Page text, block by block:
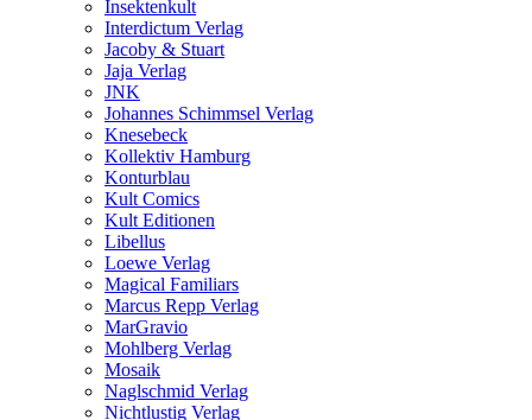
Insektenkult
Interdictum Verlag
Jacoby & Stuart
Jaja Verlag
JNK
Johannes Schimmsel Verlag
Knesebeck
Kollektiv Hamburg
Konturblau
Kult Comics
Kult Editionen
Libellus
Loewe Verlag
Magical Familiars
Marcus Repp Verlag
MarGravio
Mohlberg Verlag
Mosaik
Naglschmid Verlag
Nichtlustig Verlag